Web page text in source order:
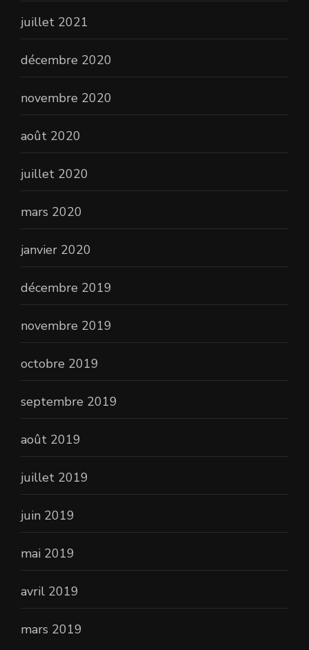
juillet 2021
décembre 2020
novembre 2020
août 2020
juillet 2020
mars 2020
janvier 2020
décembre 2019
novembre 2019
octobre 2019
septembre 2019
août 2019
juillet 2019
juin 2019
mai 2019
avril 2019
mars 2019